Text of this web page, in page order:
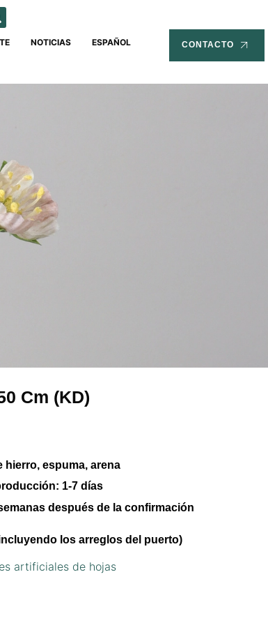
NOTICIAS ESPAÑOL CONTACTO
Cm (KD)
hierro, espuma, arena
1-7 días
después de la confirmación
los arreglos del puerto)
artificiales de hojas